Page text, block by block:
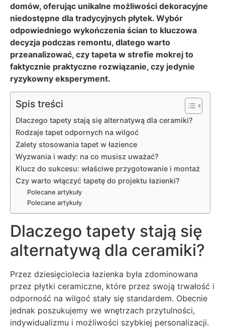
domów, oferując unikalne możliwości dekoracyjne
niedostępne dla tradycyjnych płytek. Wybór
odpowiedniego wykończenia ścian to kluczowa
decyzja podczas remontu, dlatego warto
przeanalizować, czy tapeta w strefie mokrej to
faktycznie praktyczne rozwiązanie, czy jedynie
ryzykowny eksperyment.
Spis treści
Dlaczego tapety stają się alternatywą dla ceramiki?
Rodzaje tapet odpornych na wilgoć
Zalety stosowania tapet w łazience
Wyzwania i wady: na co musisz uważać?
Klucz do sukcesu: właściwe przygotowanie i montaż
Czy warto włączyć tapetę do projektu łazienki?
Polecane artykuły
Polecane artykuły
Dlaczego tapety stają się
alternatywą dla ceramiki?
Przez dziesięciolecia łazienka była zdominowana
przez płytki ceramiczne, które przez swoją trwałość i
odporność na wilgoć stały się standardem. Obecnie
jednak poszukujemy we wnętrzach przytulności,
indywidualizmu i możliwości szybkiej personalizacji.